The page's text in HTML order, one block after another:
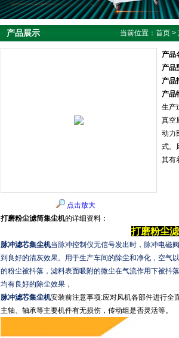
产品展示 当前位置： 首页 >
点击放大
产品
产品
产品
产品
生产
真空
动力
式。
其有
打磨粉尘滤筒集尘机的详细资料：
打磨粉尘
脉冲滤芯集尘机当脉冲控制仪无信号发出时，脉冲电磁
到良好的清灰效果。用于生产车间的除尘和净化，空气
的粉尘被抖落，滤料表面吸附的微尘在气流作用下被抖
均有良好的除尘效果，
脉冲滤芯集尘机安装前注意事项:应对风机各部件进行全
主轴、轴承等主要机件有无损伤，传动组是否灵活等。